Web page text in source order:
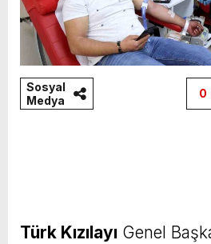
Sosyal
Medya
0
Türk Kızılayı Genel